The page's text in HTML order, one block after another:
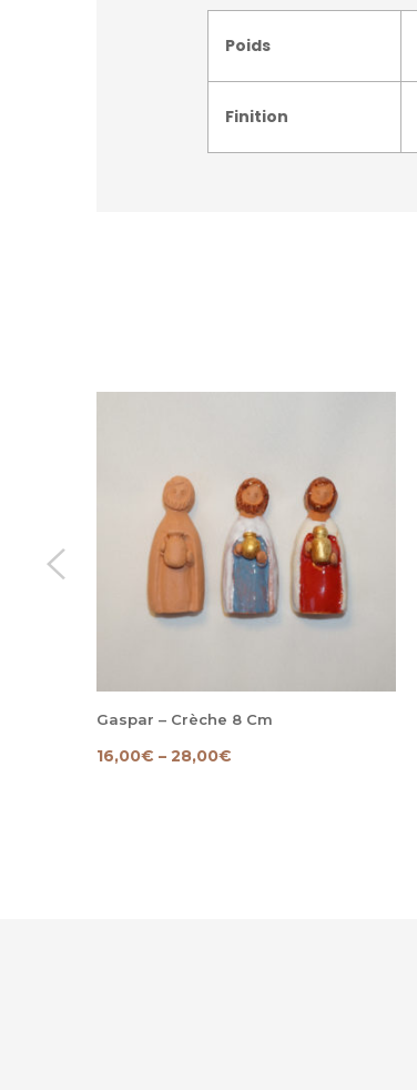
Poids
Finition
Gaspar – Crèche 8 Cm
16,00€ – 28,00€